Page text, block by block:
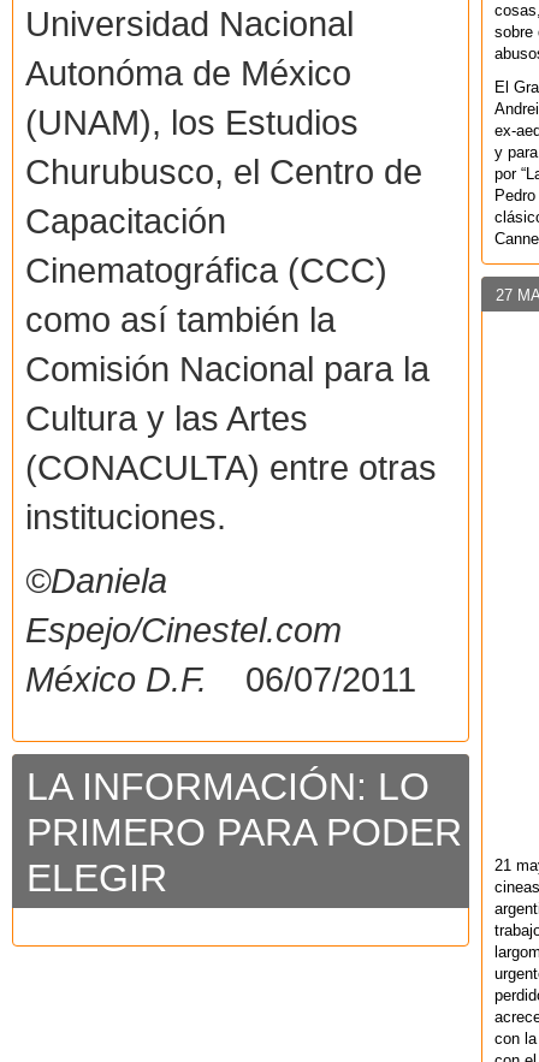
Universidad Nacional
Autonóma de México
(UNAM), los Estudios
Churubusco, el Centro de
Capacitación
Cinematográfica (CCC)
como así también la
Comisión Nacional para la
Cultura y las Artes
(CONACULTA) entre otras
instituciones.
©Daniela
Espejo/Cinestel.com
México D.F. 06/07/2011
LA INFORMACIÓN: LO
PRIMERO PARA PODER
ELEGIR
sobre
El
ex-
y
por
27
21
con